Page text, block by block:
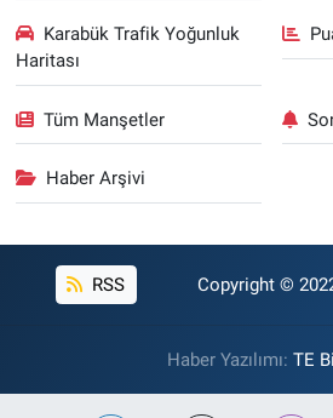
Karabük Trafik Yoğunluk
Haritası
Tüm Manşetler
Haber Arşivi
RSS Copyright ©
Haber Yazılımı: TE